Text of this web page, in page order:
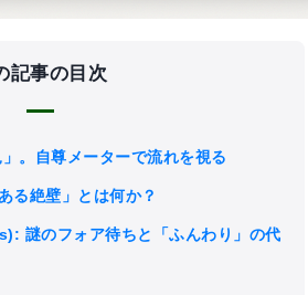
記事の目次
。自尊メーターで流れを視る
る絶壁」とは何か？
謎のフォア待ちと「ふんわり」の代